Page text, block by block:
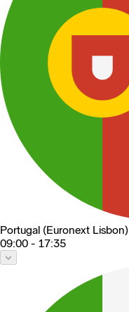
Portugal (Euronext Lisbon)
09:00 - 17:35